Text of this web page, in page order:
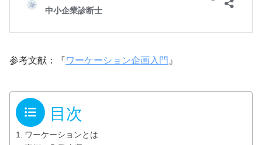
参考文献：『ワーケーション企画入門 』
目次
ワーケーションとは